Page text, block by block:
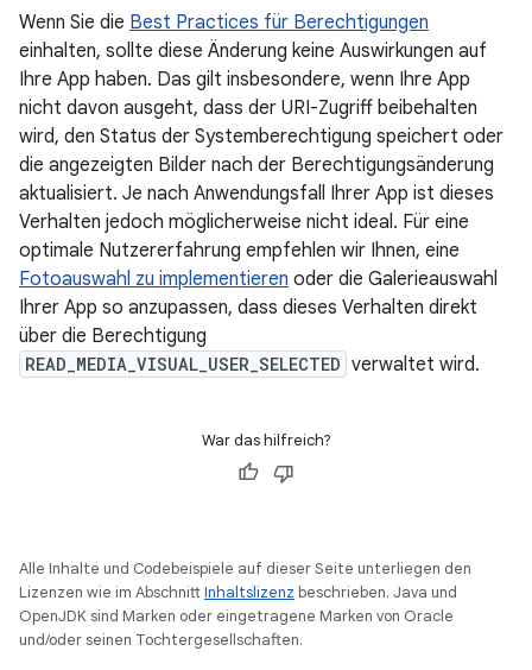
Wenn Sie die Best Practices für Berechtigungen
einhalten, sollte diese Änderung keine Auswirkungen auf
Ihre App haben. Das gilt insbesondere, wenn Ihre App
nicht davon ausgeht, dass der URI-Zugriff beibehalten
wird, den Status der Systemberechtigung speichert oder
die angezeigten Bilder nach der Berechtigungsänderung
aktualisiert. Je nach Anwendungsfall Ihrer App ist dieses
Verhalten jedoch möglicherweise nicht ideal. Für eine
optimale Nutzererfahrung empfehlen wir Ihnen, eine
Fotoauswahl zu implementieren oder die Galerieauswahl
Ihrer App so anzupassen, dass dieses Verhalten direkt
über die Berechtigung
READ_MEDIA_VISUAL_USER_SELECTED verwaltet wird.
War das hilfreich?
Alle Inhalte und Codebeispiele auf dieser Seite unterliegen den
Lizenzen wie im AbschnittInhaltslizenz beschrieben. Java und
OpenJDK sind Marken oder eingetragene Marken von Oracle
und/oder seinen Tochtergesellschaften.